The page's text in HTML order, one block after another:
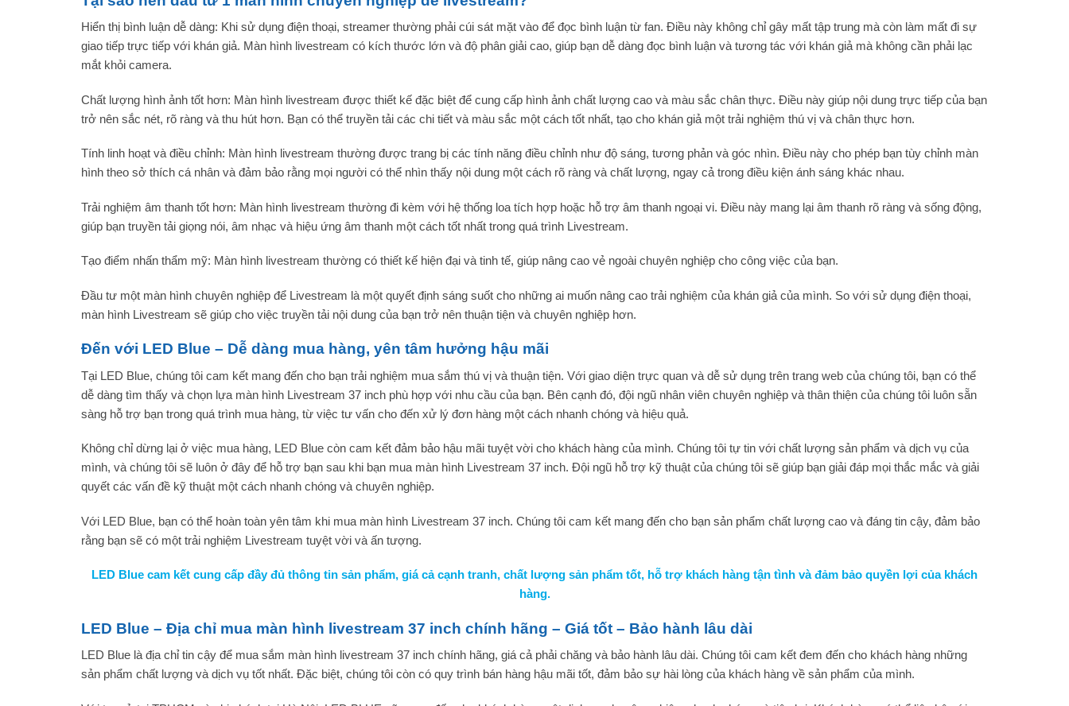
Hiển thị bình luận dễ dàng: Khi sử dụng điện thoại, streamer thường phải cúi sát mặt vào để đọc bình luận từ fan. Điều này không chỉ gây mất tập trung mà còn làm mất đi sự
giao tiếp trực tiếp với khán giả. Màn hình livestream có kích thước lớn và độ phân giải cao, giúp bạn dễ dàng đọc bình luận và tương tác với khán giả mà không cần phải lạc
mắt khỏi camera.
Chất lượng hình ảnh tốt hơn: Màn hình livestream được thiết kế đặc biệt để cung cấp hình ảnh chất lượng cao và màu sắc chân thực. Điều này giúp nội dung trực tiếp của bạn
trở nên sắc nét, rõ ràng và thu hút hơn. Bạn có thể truyền tải các chi tiết và màu sắc một cách tốt nhất, tạo cho khán giả một trải nghiệm thú vị và chân thực hơn.
Tính linh hoạt và điều chỉnh: Màn hình livestream thường được trang bị các tính năng điều chỉnh như độ sáng, tương phản và góc nhìn. Điều này cho phép bạn tùy chỉnh màn
hình theo sở thích cá nhân và đảm bảo rằng mọi người có thể nhìn thấy nội dung một cách rõ ràng và chất lượng, ngay cả trong điều kiện ánh sáng khác nhau.
Trải nghiệm âm thanh tốt hơn: Màn hình livestream thường đi kèm với hệ thống loa tích hợp hoặc hỗ trợ âm thanh ngoại vi. Điều này mang lại âm thanh rõ ràng và sống động,
giúp bạn truyền tải giọng nói, âm nhạc và hiệu ứng âm thanh một cách tốt nhất trong quá trình Livestream.
Tạo điểm nhấn thẩm mỹ: Màn hình livestream thường có thiết kế hiện đại và tinh tế, giúp nâng cao vẻ ngoài chuyên nghiệp cho công việc của bạn.
Đầu tư một màn hình chuyên nghiệp để Livestream là một quyết định sáng suốt cho những ai muốn nâng cao trải nghiệm của khán giả của mình. So với sử dụng điện thoại,
màn hình Livestream sẽ giúp cho việc truyền tải nội dung của bạn trở nên thuận tiện và chuyên nghiệp hơn.
Đến với LED Blue – Dễ dàng mua hàng, yên tâm hưởng hậu mãi
Tại LED Blue, chúng tôi cam kết mang đến cho bạn trải nghiệm mua sắm thú vị và thuận tiện. Với giao diện trực quan và dễ sử dụng trên trang web của chúng tôi, bạn có thể
dễ dàng tìm thấy và chọn lựa màn hình Livestream 37 inch phù hợp với nhu cầu của bạn. Bên cạnh đó, đội ngũ nhân viên chuyên nghiệp và thân thiện của chúng tôi luôn sẵn
sàng hỗ trợ bạn trong quá trình mua hàng, từ việc tư vấn cho đến xử lý đơn hàng một cách nhanh chóng và hiệu quả.
Không chỉ dừng lại ở việc mua hàng, LED Blue còn cam kết đảm bảo hậu mãi tuyệt vời cho khách hàng của mình. Chúng tôi tự tin với chất lượng sản phẩm và dịch vụ của
mình, và chúng tôi sẽ luôn ở đây để hỗ trợ bạn sau khi bạn mua màn hình Livestream 37 inch. Đội ngũ hỗ trợ kỹ thuật của chúng tôi sẽ giúp bạn giải đáp mọi thắc mắc và giải
quyết các vấn đề kỹ thuật một cách nhanh chóng và chuyên nghiệp.
Với LED Blue, bạn có thể hoàn toàn yên tâm khi mua màn hình Livestream 37 inch. Chúng tôi cam kết mang đến cho bạn sản phẩm chất lượng cao và đáng tin cậy, đảm bảo
rằng bạn sẽ có một trải nghiệm Livestream tuyệt vời và ấn tượng.
LED Blue cam kết cung cấp đầy đủ thông tin sản phẩm, giá cả cạnh tranh, chất lượng sản phẩm tốt, hỗ trợ khách hàng tận tình và đảm bảo quyền lợi của khách
hàng.
LED Blue – Địa chỉ mua màn hình livestream 37 inch chính hãng – Giá tốt – Bảo hành lâu dài
LED Blue là địa chỉ tin cậy để mua sắm màn hình livestream 37 inch chính hãng, giá cả phải chăng và bảo hành lâu dài. Chúng tôi cam kết đem đến cho khách hàng những
sản phẩm chất lượng và dịch vụ tốt nhất. Đặc biệt, chúng tôi còn có quy trình bán hàng hậu mãi tốt, đảm bảo sự hài lòng của khách hàng về sản phẩm của mình.